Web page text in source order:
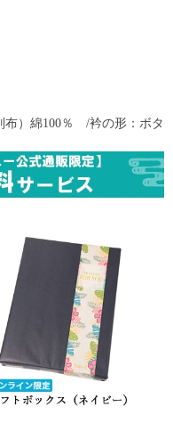
）綿100％ /衿の形：ボタ